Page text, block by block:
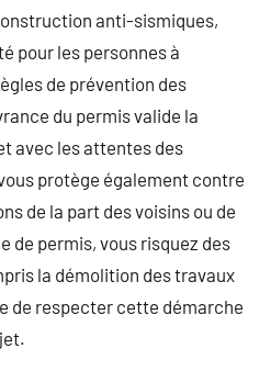
anti-sismiques,
pour les personnes à
de prévention des
du permis valide la
avec les attentes des
protège également contre
de la part des voisins ou de
de permis, vous risquez des
la démolition des travaux
de respecter cette démarche